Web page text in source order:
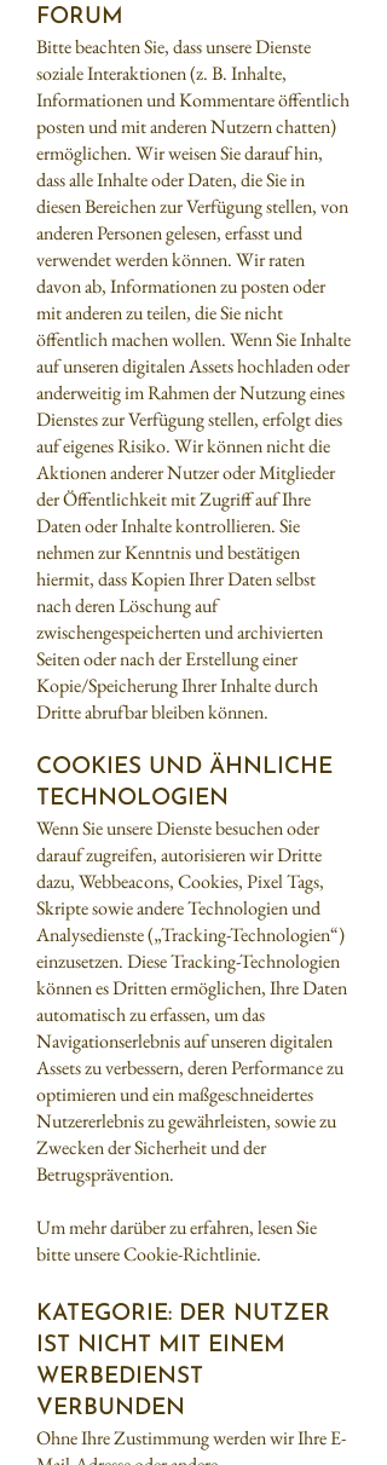
FORUM
Bitte beachten Sie, dass unsere Dienste
soziale Interaktionen (z. B. Inhalte,
Informationen und Kommentare öffentlich
posten und mit anderen Nutzern chatten)
ermöglichen. Wir weisen Sie darauf hin,
dass alle Inhalte oder Daten, die Sie in
diesen Bereichen zur Verfügung stellen, von
anderen Personen gelesen, erfasst und
verwendet werden können. Wir raten
davon ab, Informationen zu posten oder
mit anderen zu teilen, die Sie nicht
öffentlich machen wollen. Wenn Sie Inhalte
auf unseren digitalen Assets hochladen oder
anderweitig im Rahmen der Nutzung eines
Dienstes zur Verfügung stellen, erfolgt dies
auf eigenes Risiko. Wir können nicht die
Aktionen anderer Nutzer oder Mitglieder
der Öffentlichkeit mit Zugriff auf Ihre
Daten oder Inhalte kontrollieren. Sie
nehmen zur Kenntnis und bestätigen
hiermit, dass Kopien Ihrer Daten selbst
nach deren Löschung auf
zwischengespeicherten und archivierten
Seiten oder nach der Erstellung einer
Kopie/Speicherung Ihrer Inhalte durch
Dritte abrufbar bleiben können.
COOKIES UND ÄHNLICHE
TECHNOLOGIEN
Wenn Sie unsere Dienste besuchen oder
darauf zugreifen, autorisieren wir Dritte
dazu, Webbeacons, Cookies, Pixel Tags,
Skripte sowie andere Technologien und
Analysedienste („Tracking-Technologien“)
einzusetzen. Diese Tracking-Technologien
können es Dritten ermöglichen, Ihre Daten
automatisch zu erfassen, um das
Navigationserlebnis auf unseren digitalen
Assets zu verbessern, deren Performance zu
optimieren und ein maßgeschneidertes
Nutzererlebnis zu gewährleisten, sowie zu
Zwecken der Sicherheit und der
Betrugsprävention.
Um mehr darüber zu erfahren, lesen Sie
bitte unsere Cookie-Richtlinie.
KATEGORIE: DER NUTZER
IST NICHT MIT EINEM
WERBEDIENST
VERBUNDEN
Ohne Ihre Zustimmung werden wir Ihre E-